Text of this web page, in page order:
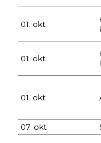
01. okt
01. okt
01. okt
07. okt